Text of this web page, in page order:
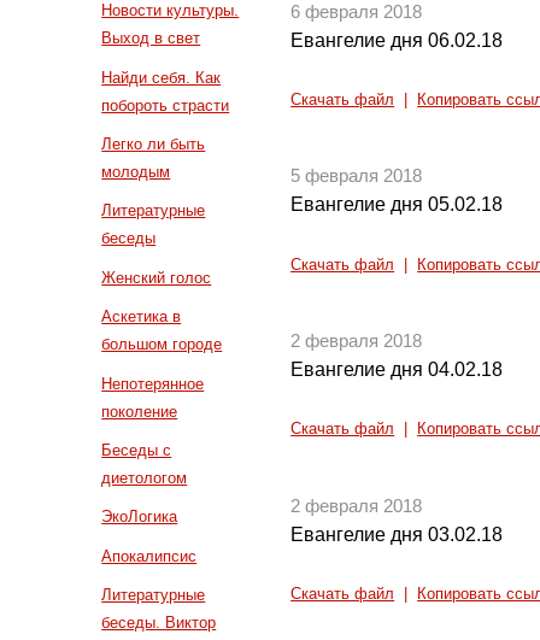
Новости культуры.
Выход в свет
Найди себя. Как
побороть страсти
Легко ли быть
молодым
Литературные
беседы
Женский голос
Аскетика в
большом городе
Непотерянное
поколение
Беседы с
диетологом
ЭкоЛогика
Апокалипсис
Литературные
беседы. Виктор
6 февраля 2018
Евангелие дня 06.02.18
Скачать файл Копировать
5 февраля 2018
Евангелие дня 05.02.18
Скачать файл Копировать
2 февраля 2018
Евангелие дня 04.02.18
Скачать файл Копировать
2 февраля 2018
Евангелие дня 03.02.18
Скачать файл Копировать